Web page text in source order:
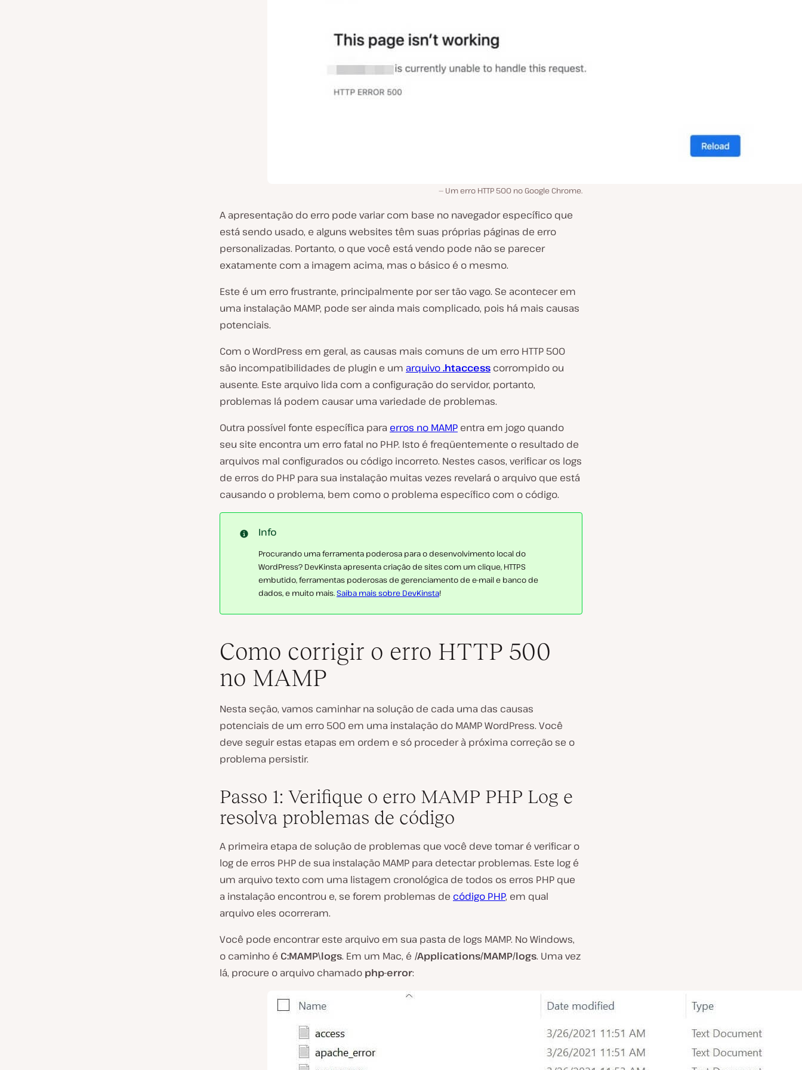
Um erro HTTP 500 no Google Chrome.
A apresentação do erro pode variar com base no navegador específico que
está sendo usado, e alguns websites têm suas próprias páginas de erro
personalizadas. Portanto, o que você está vendo pode não se parecer
exatamente com a imagem acima, mas o básico é o mesmo.
Este é um erro frustrante, principalmente por ser tão vago. Se acontecer em
uma instalação MAMP, pode ser ainda mais complicado, pois há mais causas
potenciais.
Com o WordPress em geral, as causas mais comuns de um erro HTTP 500
são incompatibilidades de plugin e um arquivo.htaccess corrompido ou
ausente. Este arquivo lida com a configuração do servidor, portanto,
problemas lá podem causar uma variedade de problemas.
Outra possível fonte específica para erros no MAMP entra em jogo quando
seu site encontra um erro fatal no PHP. Isto é freqüentemente o resultado de
arquivos mal configurados ou código incorreto. Nestes casos, verificar os logs
de erros do PHP para sua instalação muitas vezes revelará o arquivo que está
causando o problema, bem como o problema específico com o código.
Info
Procurando uma ferramenta poderosa para o desenvolvimento local do
WordPress? DevKinsta apresenta criação de sites com um clique, HTTPS
embutido, ferramentas poderosas de gerenciamento de e-mail e banco de
dados, e muito mais.Saiba mais sobre DevKinsta!
Como corrigir o erro HTTP 500
no MAMP
Nesta seção, vamos caminhar na solução de cada uma das causas
potenciais de um erro 500 em uma instalação do MAMP WordPress. Você
deve seguir estas etapas em ordem e só proceder à próxima correção se o
problema persistir.
Passo 1: Verifique o erro MAMP PHP Log e
resolva problemas de código
A primeira etapa de solução de problemas que você deve tomar é verificar o
log de erros PHP de sua instalação MAMP para detectar problemas. Este log é
um arquivo texto com uma listagem cronológica de todos os erros PHP que
a instalação encontrou e, se forem problemas de código PHP, em qual
arquivo eles ocorreram.
Você pode encontrar este arquivo em sua pasta de logs MAMP. No Windows,
o caminho é C:MAMP\logs. Em um Mac, é /Applications/MAMP/logs. Uma vez
lá, procure o arquivo chamado php-error: